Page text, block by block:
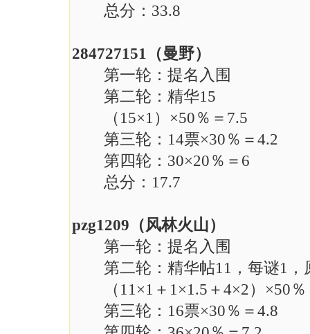
总分：33.8
284727151（曼野）
第一轮：提名入围
第二轮：精华15
（15×1）×50％＝7.5
第三轮：14票×30％＝4.2
第四轮：30×20％＝6
总分：17.7
pzg1209（风林火山）
第一轮：提名入围
第二轮：精华帖11，每谜1，
（11×1＋1×1.5＋4×2）×50％
第三轮：16票×30％＝4.8